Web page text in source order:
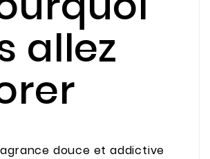
allez
douce et addictive